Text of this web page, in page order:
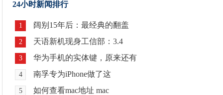
24小时新闻排行
1 阔别15年后：最经典的翻盖
2 天语新机现身工信部：3.4
3 华为手机的实体键，原来还有
4 南孚专为iPhone做了这
5 如何查看mac地址 mac